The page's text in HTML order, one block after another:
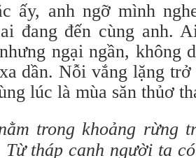
ấy, anh ngỡ mình
đang đến cùng anh.
ngại ngần, không
dần. Nỗi vắng lặng
lúc là mùa săn thủơ
trong khoảng rừng
Từ tháp canh người ta